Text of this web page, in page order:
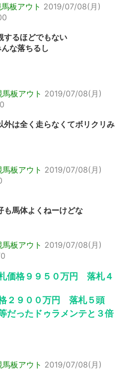
板アウト 2019/07/08(月)
するほどでもない
な落ちるし
板アウト 2019/07/08(月)
外は全く走らなくてボリクリみ
板アウト 2019/07/08(月)
も馬体よくねーけどな
板アウト 2019/07/08(月)
価格９９５０万円 落札４
２９００万円 落札５頭
だったドゥラメンテと３倍
板アウト 2019/07/08(月)